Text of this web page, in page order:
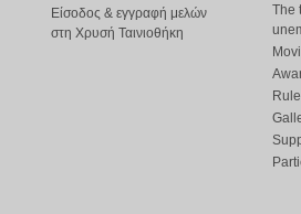
Είσοδος & εγγραφή μελών
στη Χρυσή Ταινιοθήκη
The